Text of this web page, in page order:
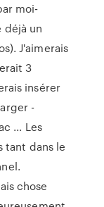
moi-
déjà un
J'aimerais
3
insérer
-
... Les
tant dans le
chose